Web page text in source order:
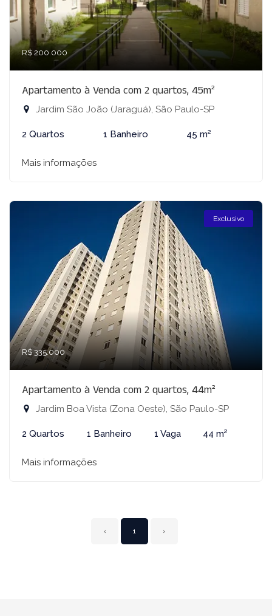
R$ 200.000
Apartamento à Venda com 2 quartos, 45m²
Jardim São João (Jaraguá), São Paulo-SP
2 Quartos 1 Banheiro 45 m²
Mais informações
Exclusivo
R$ 335.000
Apartamento à Venda com 2 quartos, 44m²
Jardim Boa Vista (Zona Oeste), São Paulo-SP
2 Quartos 1 Banheiro 1 Vaga 44 m²
Mais informações
‹ 1 ›